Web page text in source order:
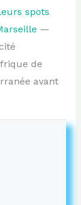
spots
—
de
avant